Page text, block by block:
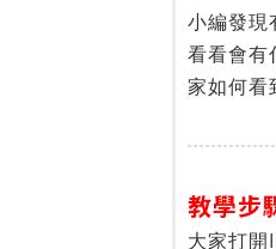
小編發現
看看會有
家如何
教學步
大家打